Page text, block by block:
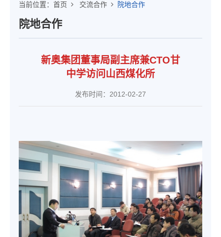
当前位置： 首页 交流合作 院地合作
院地合作
新奥集团董事局副主席兼CTO甘
中学访问山西煤化所
发布时间：2012-02-27